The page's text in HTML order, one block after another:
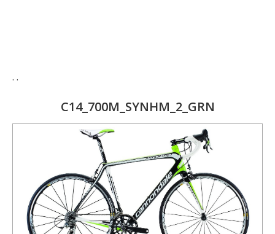
. .
C14_700M_SYNHM_2_GRN